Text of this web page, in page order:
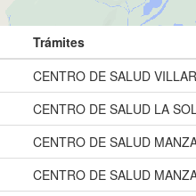
Trámites
CENTRO DE SALUD
CENTRO DE SALUD LA
CENTRO DE SALUD
CENTRO DE SALUD